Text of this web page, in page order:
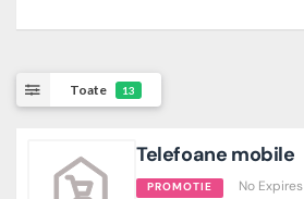
Toate 13
Telefoane mobile
PROMOTIE No Expires